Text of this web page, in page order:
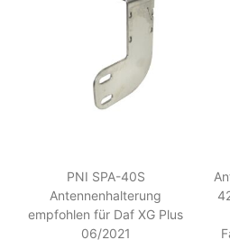
PNI SPA-40S
Antennenhalterung
empfohlen für Daf XG Plus
06/2021